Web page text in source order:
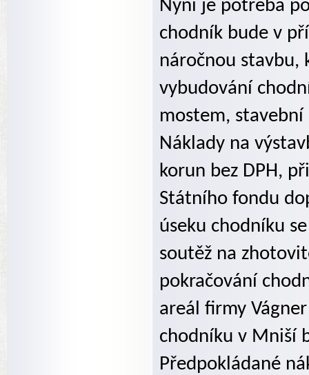
Nyní je potřeba
chodník bude v
náročnou stavbu,
vybudování
mostem,
Náklady na
korun bez DPH,
Státního fondu
úseku chodníku
soutěž na
pokračování
areál firmy
chodníku v Mniší
Předpokládané